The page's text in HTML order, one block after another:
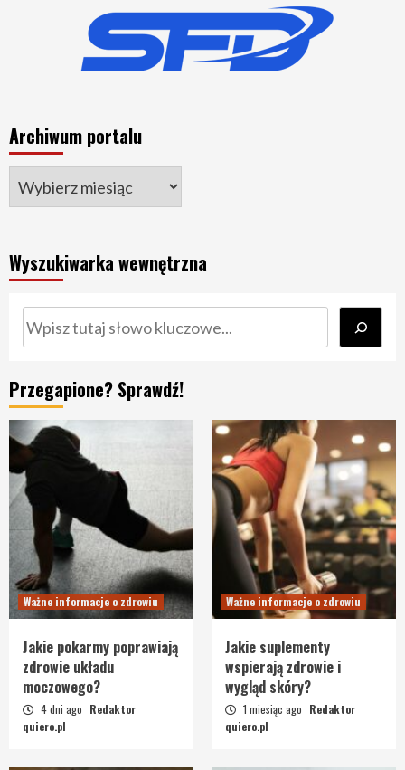
Archiwum portalu
Wyszukiwarka wewnętrzna
Szukaj
Przegapione? Sprawdź!
Ważne informacje o zdrowiu
Jakie pokarmy poprawiają
zdrowie układu
moczowego?
4 dni ago Redaktor
quiero.pl
Ważne informacje o zdrowiu
Jakie suplementy
wspierają zdrowie i
wygląd skóry?
1 miesiąc ago Redaktor
quiero.pl